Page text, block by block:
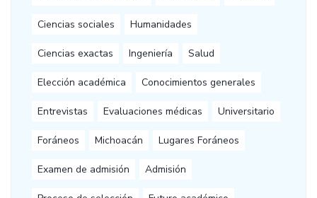
Ciencias sociales Humanidades
Ciencias exactas Ingeniería Salud
Elección académica Conocimientos generales
Entrevistas Evaluaciones médicas Universitario
Foráneos Michoacán Lugares Foráneos
Examen de admisión Admisión